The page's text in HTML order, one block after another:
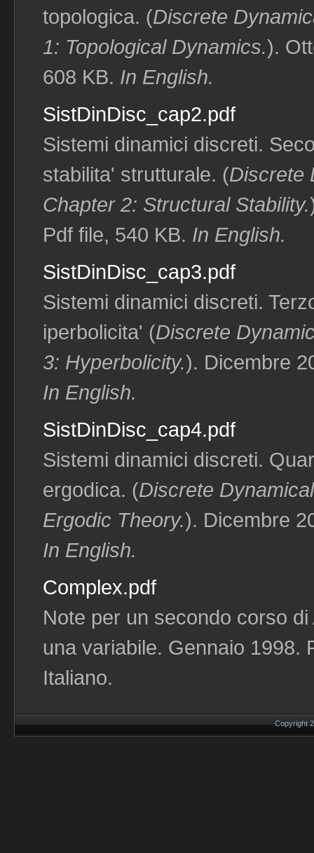
topologica. (Discrete
1: Topological Dynamics.).
608 KB. In English.
SistDinDisc_cap2.pdf
Sistemi dinamici discreti.
stabilita' strutturale. (Discrete
Chapter 2: Structural Stability.
Pdf file, 540 KB. In English.
SistDinDisc_cap3.pdf
Sistemi dinamici discreti.
iperbolicita' (Discrete
3: Hyperbolicity.). Dicembre
In English.
SistDinDisc_cap4.pdf
Sistemi dinamici discreti.
ergodica. (Discrete
Ergodic Theory.). Dicembre
In English.
Complex.pdf
Note per un secondo corso
una variabile. Gennaio 1998.
Italiano.
Copyright